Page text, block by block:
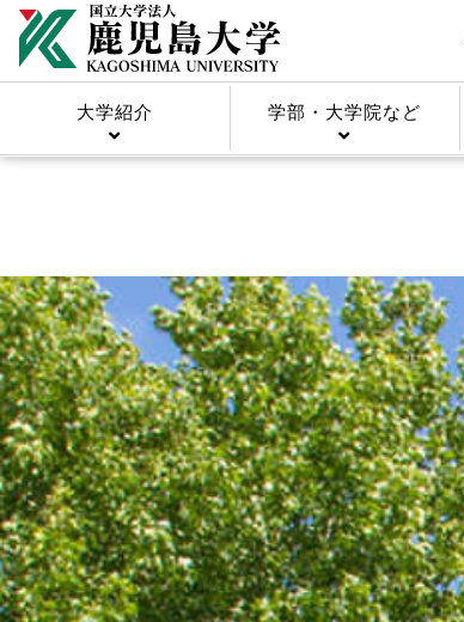
大学紹介 学部・大学院など